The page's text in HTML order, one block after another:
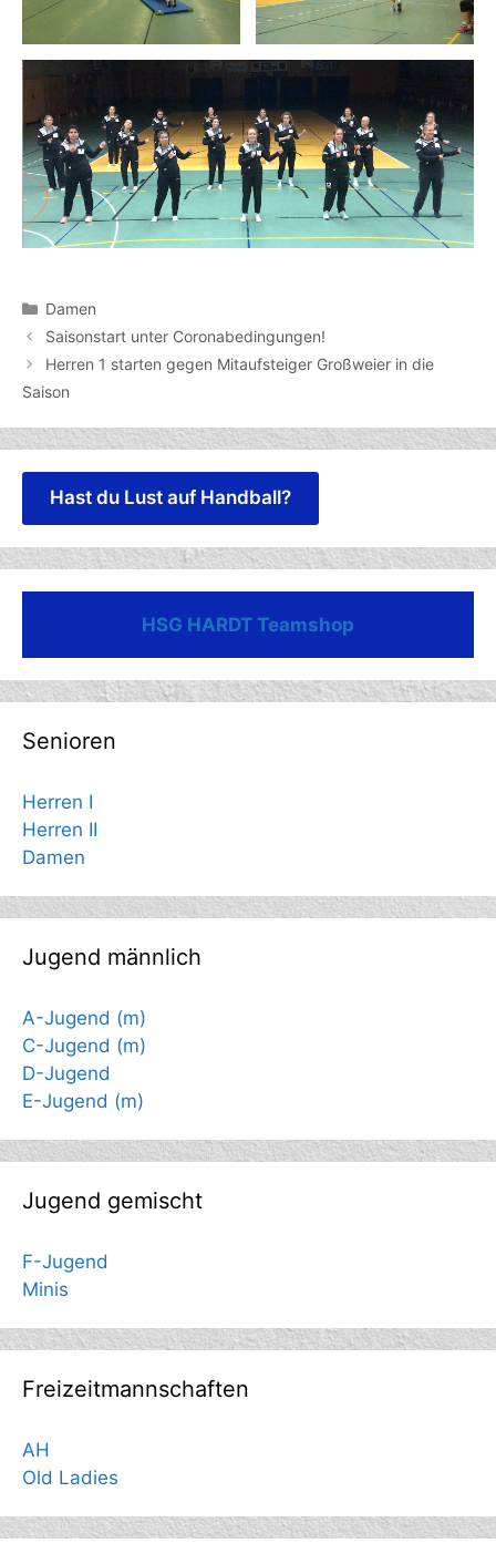
Kategorien
Damen
Saisonstart unter Coronabedingungen!
Herren 1 starten gegen Mitaufsteiger Großweier in die
Saison
Hast du Lust auf Handball?
HSG HARDT Teamshop
Senioren
Herren I
Herren II
Damen
Jugend männlich
A-Jugend (m)
C-Jugend (m)
D-Jugend
E-Jugend (m)
Jugend gemischt
F-Jugend
Minis
Freizeitmannschaften
AH
Old Ladies